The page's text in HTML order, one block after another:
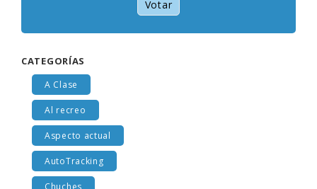
Votar
A Clase
Al recreo
Aspecto actual
AutoTracking